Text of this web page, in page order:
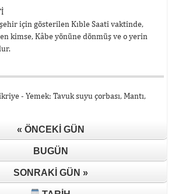
için gösterilen Kıble Saati vaktinde,
kimse, Kâbe yönüne dönmüş ve o yerin
- Yemek: Tavuk suyu çorbası, Mantı,
« ÖNCEKI GÜN
BUGÜN
SONRAKI GÜN »